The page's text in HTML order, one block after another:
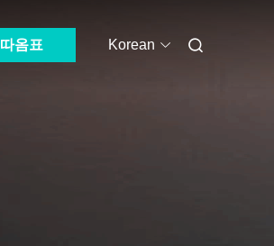
따옴표 Korean